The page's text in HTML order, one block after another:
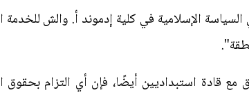
الإسلامية في كلية إدموند أ. والش
مع قادة استبداديين أيضًا، فإن أي التزام